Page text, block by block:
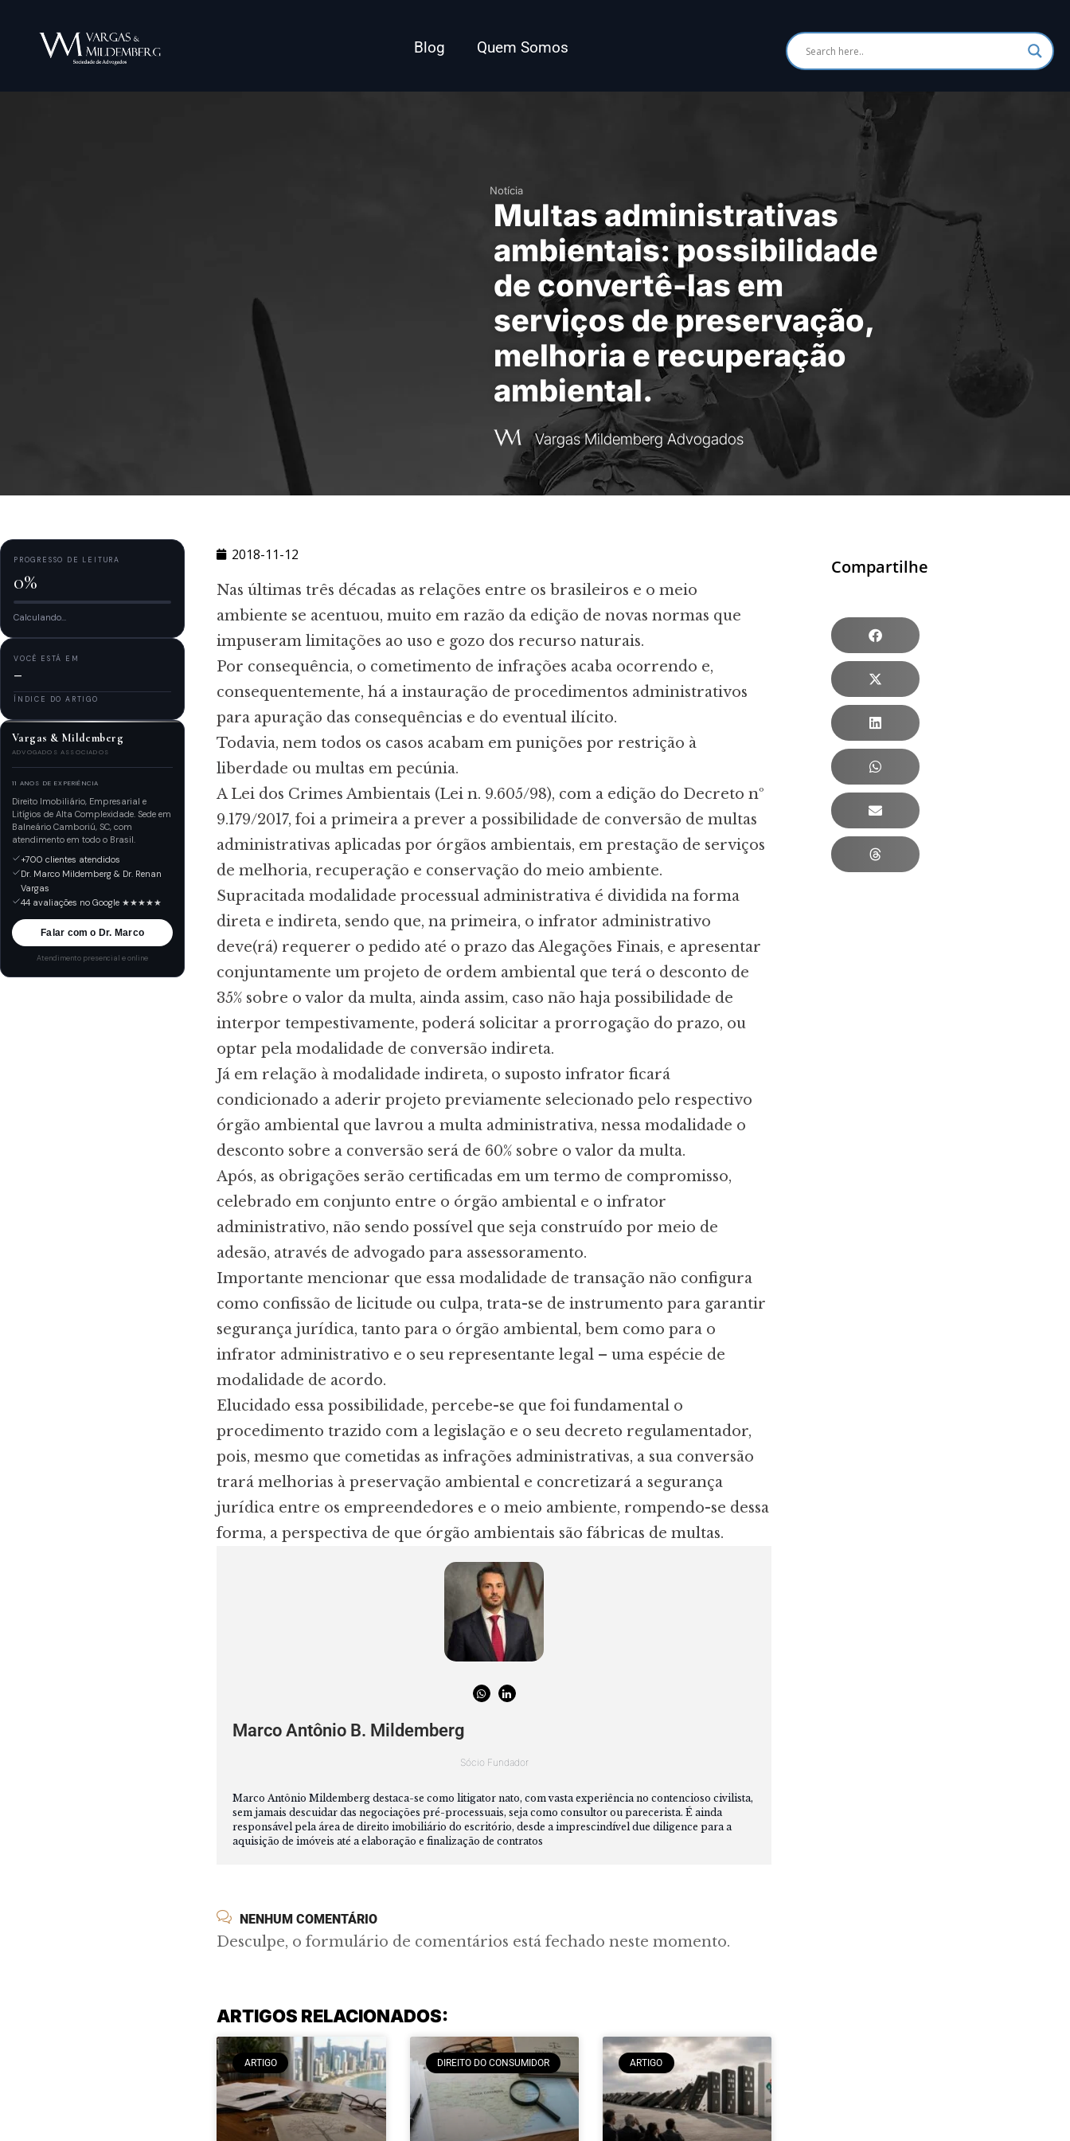
Blog Quem Somos
Notícia
Multas administrativas
ambientais: possibilidade
de convertê-las em
serviços de preservação,
melhoria e recuperação
ambiental.
Vargas Mildemberg Advogados
PROGRESSO DE LEITURA
0%
Calculando...
VOCÊ ESTÁ EM
—
ÍNDICE DO ARTIGO
Vargas & Mildemberg
ADVOGADOS ASSOCIADOS
11 ANOS DE EXPERIÊNCIA
Direito Imobiliário, Empresarial e
Litígios de Alta Complexidade. Sede em
Balneário Camboriú, SC, com
atendimento em todo o Brasil.
+700 clientes atendidos
Dr. Marco Mildemberg & Dr. Renan
Vargas
44 avaliações no Google ★★★★★
Falar com o Dr. Marco
Atendimento presencial e online
2018-11-12
Nas últimas três décadas as relações entre os brasileiros e o meio
ambiente se acentuou, muito em razão da edição de novas normas que
impuseram limitações ao uso e gozo dos recurso naturais.
Por consequência, o cometimento de infrações acaba ocorrendo e,
consequentemente, há a instauração de procedimentos administrativos
para apuração das consequências e do eventual ilícito.
Todavia, nem todos os casos acabam em punições por restrição à
liberdade ou multas em pecúnia.
A Lei dos Crimes Ambientais (Lei n. 9.605/98), com a edição do Decreto nº
9.179/2017, foi a primeira a prever a possibilidade de conversão de multas
administrativas aplicadas por órgãos ambientais, em prestação de serviços
de melhoria, recuperação e conservação do meio ambiente.
Supracitada modalidade processual administrativa é dividida na forma
direta e indireta, sendo que, na primeira, o infrator administrativo
deve(rá) requerer o pedido até o prazo das Alegações Finais, e apresentar
conjuntamente um projeto de ordem ambiental que terá o desconto de
35% sobre o valor da multa, ainda assim, caso não haja possibilidade de
interpor tempestivamente, poderá solicitar a prorrogação do prazo, ou
optar pela modalidade de conversão indireta.
Já em relação à modalidade indireta, o suposto infrator ficará
condicionado a aderir projeto previamente selecionado pelo respectivo
órgão ambiental que lavrou a multa administrativa, nessa modalidade o
desconto sobre a conversão será de 60% sobre o valor da multa.
Após, as obrigações serão certificadas em um termo de compromisso,
celebrado em conjunto entre o órgão ambiental e o infrator
administrativo, não sendo possível que seja construído por meio de
adesão, através de advogado para assessoramento.
Importante mencionar que essa modalidade de transação não configura
como confissão de licitude ou culpa, trata-se de instrumento para garantir
segurança jurídica, tanto para o órgão ambiental, bem como para o
infrator administrativo e o seu representante legal – uma espécie de
modalidade de acordo.
Elucidado essa possibilidade, percebe-se que foi fundamental o
procedimento trazido com a legislação e o seu decreto regulamentador,
pois, mesmo que cometidas as infrações administrativas, a sua conversão
trará melhorias à preservação ambiental e concretizará a segurança
jurídica entre os empreendedores e o meio ambiente, rompendo-se dessa
forma, a perspectiva de que órgão ambientais são fábricas de multas.
Marco Antônio B. Mildemberg
Sócio Fundador
Marco Antônio Mildemberg destaca-se como litigator nato, com vasta experiência no contencioso civilista,
sem jamais descuidar das negociações pré-processuais, seja como consultor ou parecerista. É ainda
responsável pela área de direito imobiliário do escritório, desde a imprescindível due diligence para a
aquisição de imóveis até a elaboração e finalização de contratos
NENHUM COMENTÁRIO
Desculpe, o formulário de comentários está fechado neste momento.
ARTIGOS RELACIONADOS:
ARTIGO DIREITO DO CONSUMIDOR ARTIGO
Compartilhe